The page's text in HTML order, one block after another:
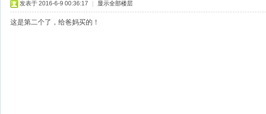
发表于 2016-6-9 00:36:17 显示全部楼层
这是第二个了，给爸妈买的！